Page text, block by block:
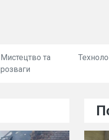
Мистецтво та
розваги